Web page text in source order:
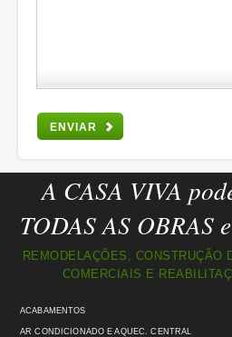
ENVIAR
A CASA VIVA
TODAS AS OBRAS
REMODELAÇÕES, CONSTRUÇÃO
COMERCIAIS E
ACABAMENTOS
AR CONDICIONADO E AQUEC. CENTRAL